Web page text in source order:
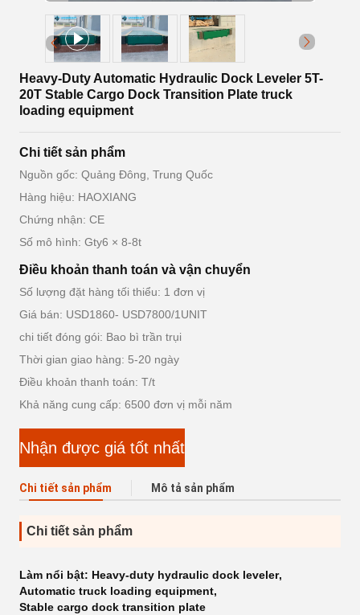
Heavy-Duty Automatic Hydraulic Dock Leveler 5T-
20T Stable Cargo Dock Transition Plate truck
loading equipment
Chi tiết sản phẩm
Nguồn gốc: Quảng Đông, Trung Quốc
Hàng hiệu: HAOXIANG
Chứng nhận: CE
Số mô hình: Gty6 × 8-8t
Điều khoản thanh toán và vận chuyển
Số lượng đặt hàng tối thiểu: 1 đơn vị
Giá bán: USD1860- USD7800/1UNIT
chi tiết đóng gói: Bao bì trần trụi
Thời gian giao hàng: 5-20 ngày
Điều khoản thanh toán: T/t
Khả năng cung cấp: 6500 đơn vị mỗi năm
Nhận được giá tốt nhất
Chi tiết sản phẩm Mô tả sản phẩm
Chi tiết sản phẩm
Làm nổi bật: Heavy-duty hydraulic dock leveler,
Automatic truck loading equipment,
Stable cargo dock transition plate